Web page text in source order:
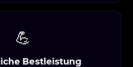
💪
Bestleistung